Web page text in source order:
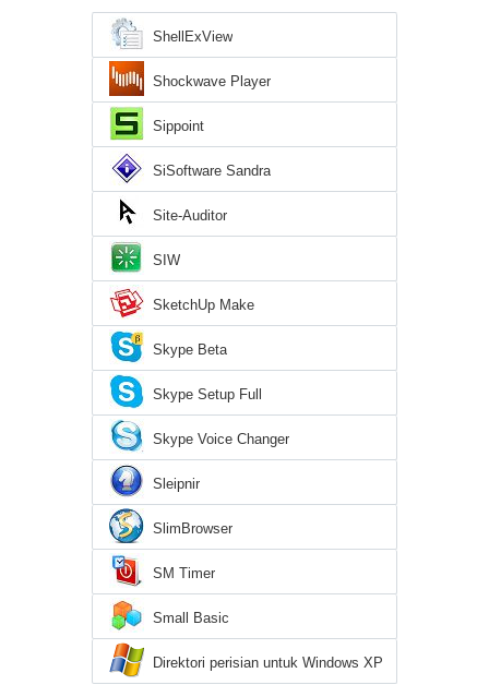
ShellExView
Shockwave Player
Sippoint
SiSoftware Sandra
Site-Auditor
SIW
SketchUp Make
Skype Beta
Skype Setup Full
Skype Voice Changer
Sleipnir
SlimBrowser
SM Timer
Small Basic
Direktori perisian untuk Windows XP